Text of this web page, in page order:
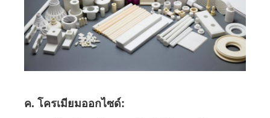
ค. โครเมียมออกไซด์: